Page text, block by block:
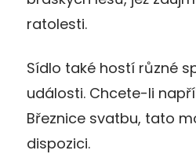
ratolesti.
Sídlo také hostí různé
události. Chcete-li
Březnice svatbu, tato
dispozici.